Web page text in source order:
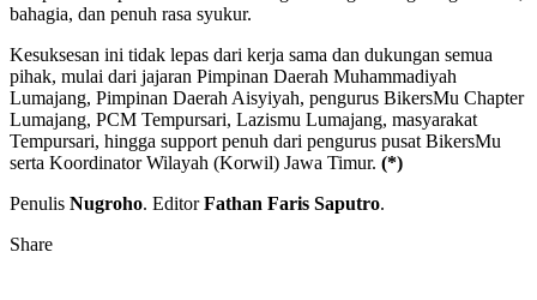
bahagia, dan penuh rasa syukur.
Kesuksesan ini tidak lepas dari kerja sama dan dukungan semua
pihak, mulai dari jajaran Pimpinan Daerah Muhammadiyah
Lumajang, Pimpinan Daerah Aisyiyah, pengurus BikersMu Chapter
Lumajang, PCM Tempursari, Lazismu Lumajang, masyarakat
Tempursari, hingga support penuh dari pengurus pusat BikersMu
serta Koordinator Wilayah (Korwil) Jawa Timur. (*)
Penulis Nugroho. EditorFathan Faris Saputro.
Share